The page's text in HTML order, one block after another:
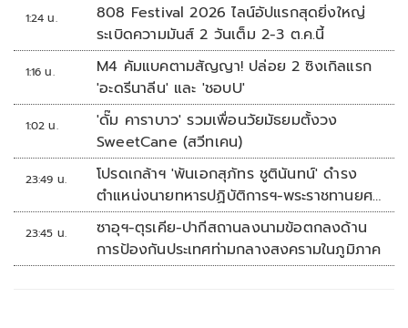
1:24 น.
808 Festival 2026 ไลน์อัปแรกสุดยิ่งใหญ่
ระเบิดความมันส์ 2 วันเต็ม 2-3 ต.ค.นี้
1:16 น.
M4 คัมแบคตามสัญญา! ปล่อย 2 ซิงเกิลแรก
'อะดรีนาลีน' และ 'ชอบU'
1:02 น.
'ดั๊ม คาราบาว' รวมเพื่อนวัยมัธยมตั้งวง
SweetCane (สวีทเคน)
23:49 น.
โปรดเกล้าฯ 'พันเอกสุภัทร ชูตินันทน์' ดำรง
ตำแหน่งนายทหารปฏิบัติการฯ-พระราชทานยศ
'พลตรี'
23:45 น.
ซาอุฯ-ตุรเคีย-ปากีสถานลงนามข้อตกลงด้าน
การป้องกันประเทศท่ามกลางสงครามในภูมิภาค